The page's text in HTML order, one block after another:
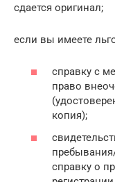
сдается оригинал;
если вы имеете
справку с
право
копия);
справку о